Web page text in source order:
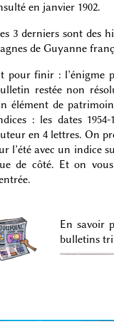
en janvier 1902.
3 derniers sont des
de Guyanne
pour finir : l’énigme
restée non
élément de
: les dates
en 4 lettres. On
l’été avec un indice
de côté. Et on
En savoir
bulletins